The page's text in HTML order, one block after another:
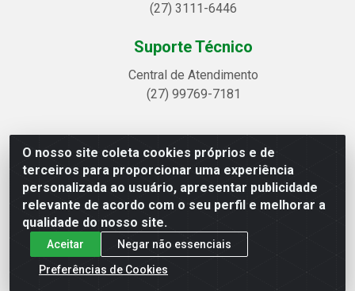
O nosso site coleta cookies próprios e de
terceiros para proporcionar uma experiência
personalizada ao usuário, apresentar publicidade
relevante de acordo com o seu perfil e melhorar a
qualidade do nosso site.
Aceitar
Negar não essenciais
Preferências de Cookies
(27) 3111-6446
Suporte Técnico
Central de Atendimento
(27) 99769-7181
Linhavix Distribuidora LTDA - Avenida Alegre, 2521 -
Quadra314 Lote 05 e 07 - Shell, Linhares/ES - CEP 29.901-605
- CNPJ 20.857.514/0001-75